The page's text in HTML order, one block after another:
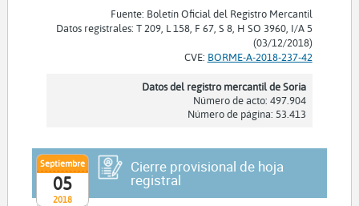
Fuente: Boletín Oficial del Registro Mercantil
Datos registrales: T 209, L 158, F 67, S 8, H SO 3960, I/A 5
(03/12/2018)
CVE: BORME-A-2018-237-42
Datos del registro mercantil de Soria
Número de acto: 497.904
Número de página: 53.413
2018
Septiembre
05
Cierre provisional de hoja
registral